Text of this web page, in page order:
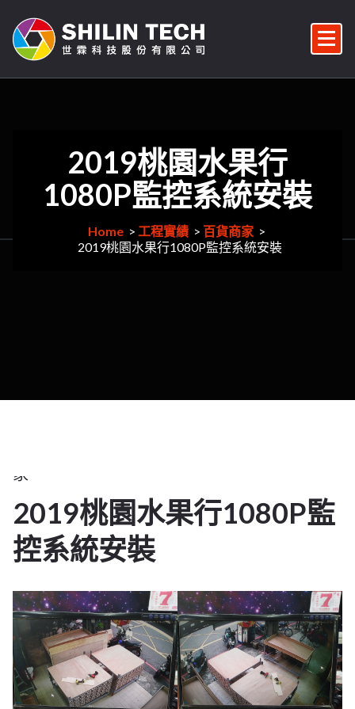
content
2019桃園水果行
1080P監控系統安裝
Home> 工程實績> 百貨商家>
2019桃園水果行1080P監控系統安裝
17
1 月 2025
家
2019桃園水果行1080P監
控系統安裝